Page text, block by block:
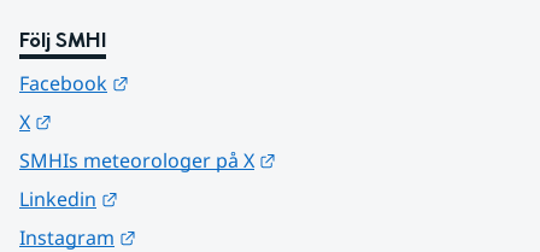
Följ SMHI
Facebook
X
SMHIs meteorologer på X
Linkedin
Instagram